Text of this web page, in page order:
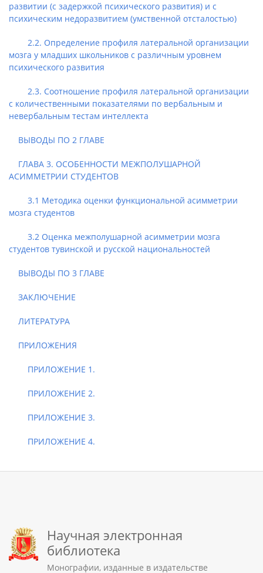
развитии (с задержкой психического развития) и с
психическим недоразвитием (умственной отсталостью)
2.2. Определение профиля латеральной организации
мозга у младших школьников с различным уровнем
психического развития
2.3. Соотношение профиля латеральной организации
с количественными показателями по вербальным и
невербальным тестам интеллекта
ВЫВОДЫ ПО 2 ГЛАВЕ
ГЛАВА 3. ОСОБЕННОСТИ МЕЖПОЛУШАРНОЙ
АСИММЕТРИИ СТУДЕНТОВ
3.1 Методика оценки функциональной асимметрии
мозга студентов
3.2 Оценка межполушарной асимметрии мозга
студентов тувинской и русской национальностей
ВЫВОДЫ ПО 3 ГЛАВЕ
ЗАКЛЮЧЕНИЕ
ЛИТЕРАТУРА
ПРИЛОЖЕНИЯ
ПРИЛОЖЕНИЕ 1.
ПРИЛОЖЕНИЕ 2.
ПРИЛОЖЕНИЕ 3.
ПРИЛОЖЕНИЕ 4.
Научная электронная
библиотека
Монографии, изданные в издательстве